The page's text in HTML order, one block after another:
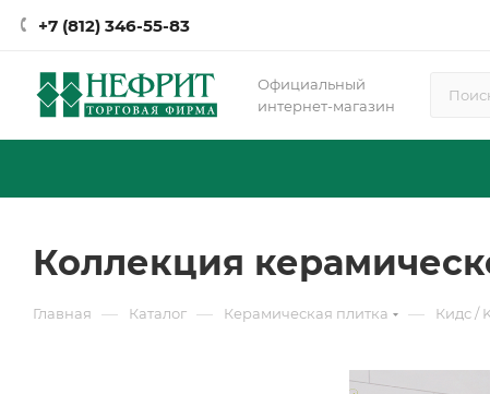
+7 (812) 346-55-83
Официальный
интернет-магазин
Коллекция
Главная — Каталог — Керамическая плитка — Кидс /